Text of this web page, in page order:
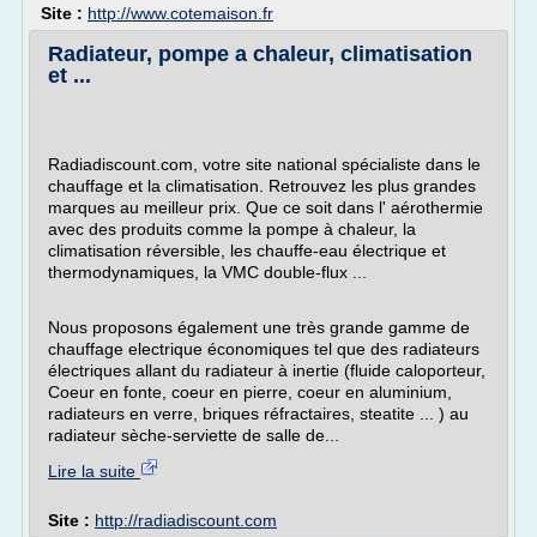
Site : http://www.cotemaison.fr
Radiateur, pompe a chaleur, climatisation
et ...
Radiadiscount.com, votre site national spécialiste dans le
chauffage et la climatisation. Retrouvez les plus grandes
marques au meilleur prix. Que ce soit dans l' aérothermie
avec des produits comme la pompe à chaleur, la
climatisation réversible, les chauffe-eau électrique et
thermodynamiques, la VMC double-flux ...
Nous proposons également une très grande gamme de
chauffage electrique économiques tel que des radiateurs
électriques allant du radiateur à inertie (fluide caloporteur,
Coeur en fonte, coeur en pierre, coeur en aluminium,
radiateurs en verre, briques réfractaires, steatite ... ) au
radiateur sèche-serviette de salle de...
Lire la suite
Site : http://radiadiscount.com